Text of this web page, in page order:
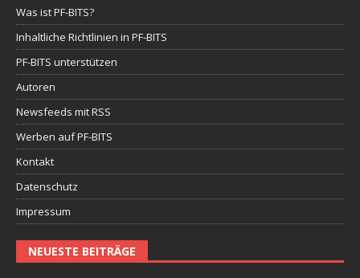
Was ist PF-BITS?
Inhaltliche Richtlinien in PF-BITS
PF-BITS unterstützen
Autoren
Newsfeeds mit RSS
Werben auf PF-BITS
Kontakt
Datenschutz
Impressum
NEUESTE BEITRÄGE